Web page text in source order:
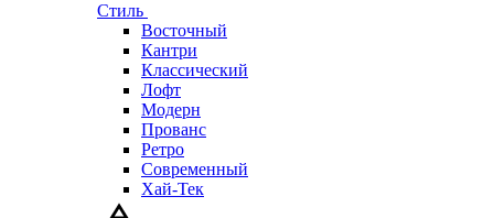
Стиль
Восточный
Кантри
Классический
Лофт
Модерн
Прованс
Ретро
Современный
Хай-Тек